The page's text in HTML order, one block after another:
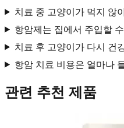
치료 중 고양이가 먹지 않
항암제는 집에서 주입할
치료 후 고양이가 다시 건
항암 치료 비용은 얼마나
관련 추천 제품